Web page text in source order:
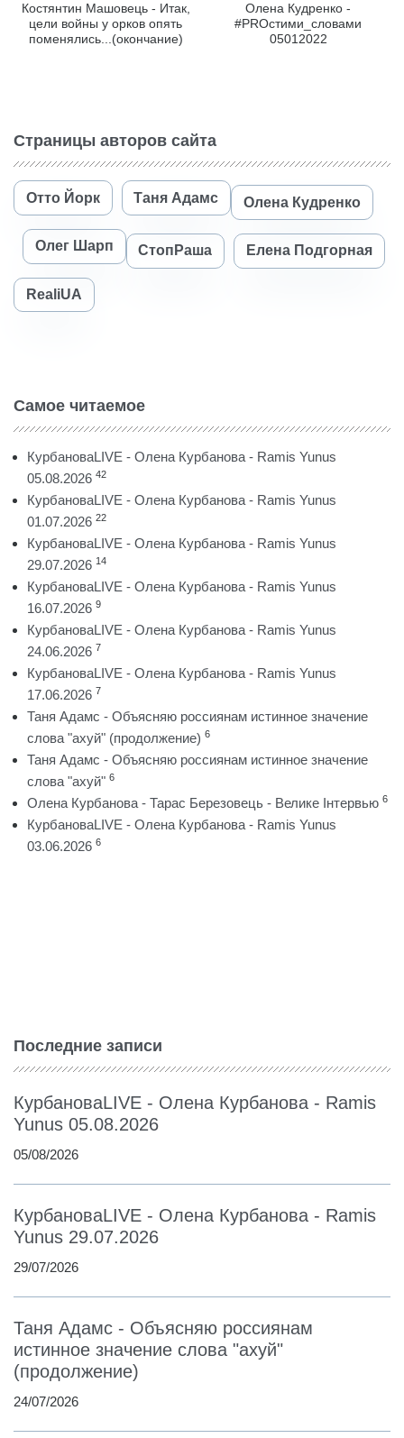
Костянтин Машовець - Итак,
цели войны у орков опять
поменялись...(окончание)
Олена Кудренко -
#PROстими_словами
05012022
Страницы авторов сайта
Отто Йорк Таня Адамс Олена Кудренко
Олег Шарп СтопРаша Елена Подгорная
RealiUA
Самое читаемое
КурбановаLIVE - Олена Курбанова - Ramis Yunus
05.08.2026 42
КурбановаLIVE - Олена Курбанова - Ramis Yunus
01.07.2026 22
КурбановаLIVE - Олена Курбанова - Ramis Yunus
29.07.2026 14
КурбановаLIVE - Олена Курбанова - Ramis Yunus
16.07.2026 9
КурбановаLIVE - Олена Курбанова - Ramis Yunus
24.06.2026 7
КурбановаLIVE - Олена Курбанова - Ramis Yunus
17.06.2026 7
Таня Адамс - Объясняю россиянам истинное значение
слова "ахуй" (продолжение) 6
Таня Адамс - Объясняю россиянам истинное значение
слова "ахуй" 6
Олена Курбанова - Тарас Березовець - Велике Інтервью 6
КурбановаLIVE - Олена Курбанова - Ramis Yunus
03.06.2026 6
Последние записи
КурбановаLIVE - Олена Курбанова - Ramis
Yunus 05.08.2026
05/08/2026
КурбановаLIVE - Олена Курбанова - Ramis
Yunus 29.07.2026
29/07/2026
Таня Адамс - Объясняю россиянам
истинное значение слова "ахуй"
(продолжение)
24/07/2026